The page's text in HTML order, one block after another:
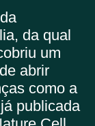
da qual
um
abrir
como a
publicada